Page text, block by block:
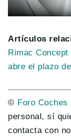
Artículos
Rimac
abre el plazo
© Foro
personal, sí
contacta con